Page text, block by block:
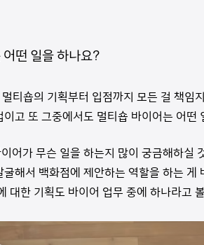
떤 일을 하나요?
티숍의 기획부터 입점까지 모든 걸 책임
고 또 그중에서도 멀티숍 바이어는 어떤
어가 무슨 일을 하는지 많이 궁금해하실
해서 백화점에 제안하는 역할을 하는
대한 기획도 바이어 업무 중에 하나라고